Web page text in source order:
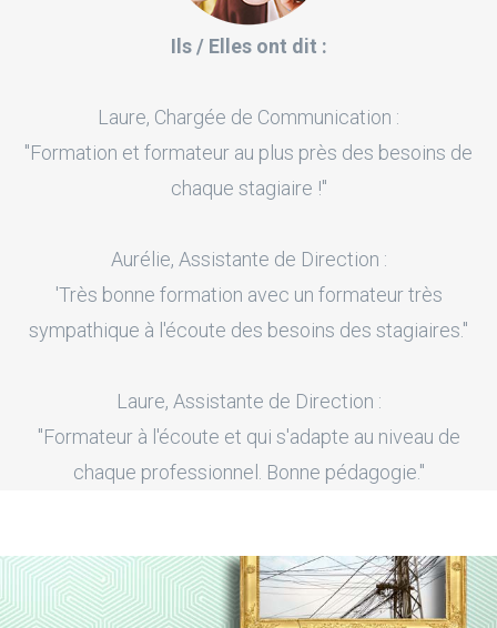
Ils / Elles ont dit :
Laure, Chargée de Communication :
"Formation et formateur au plus près des besoins de
chaque stagiaire !"
Aurélie, Assistante de Direction :
'Très bonne formation avec un formateur très
sympathique à l'écoute des besoins des stagiaires."
Laure, Assistante de Direction :
"Formateur à l'écoute et qui s'adapte au niveau de
chaque professionnel. Bonne pédagogie."